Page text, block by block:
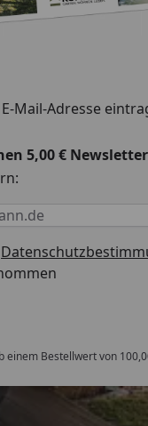
Mail-Adresse
5,00 €
einem Bestellwert von